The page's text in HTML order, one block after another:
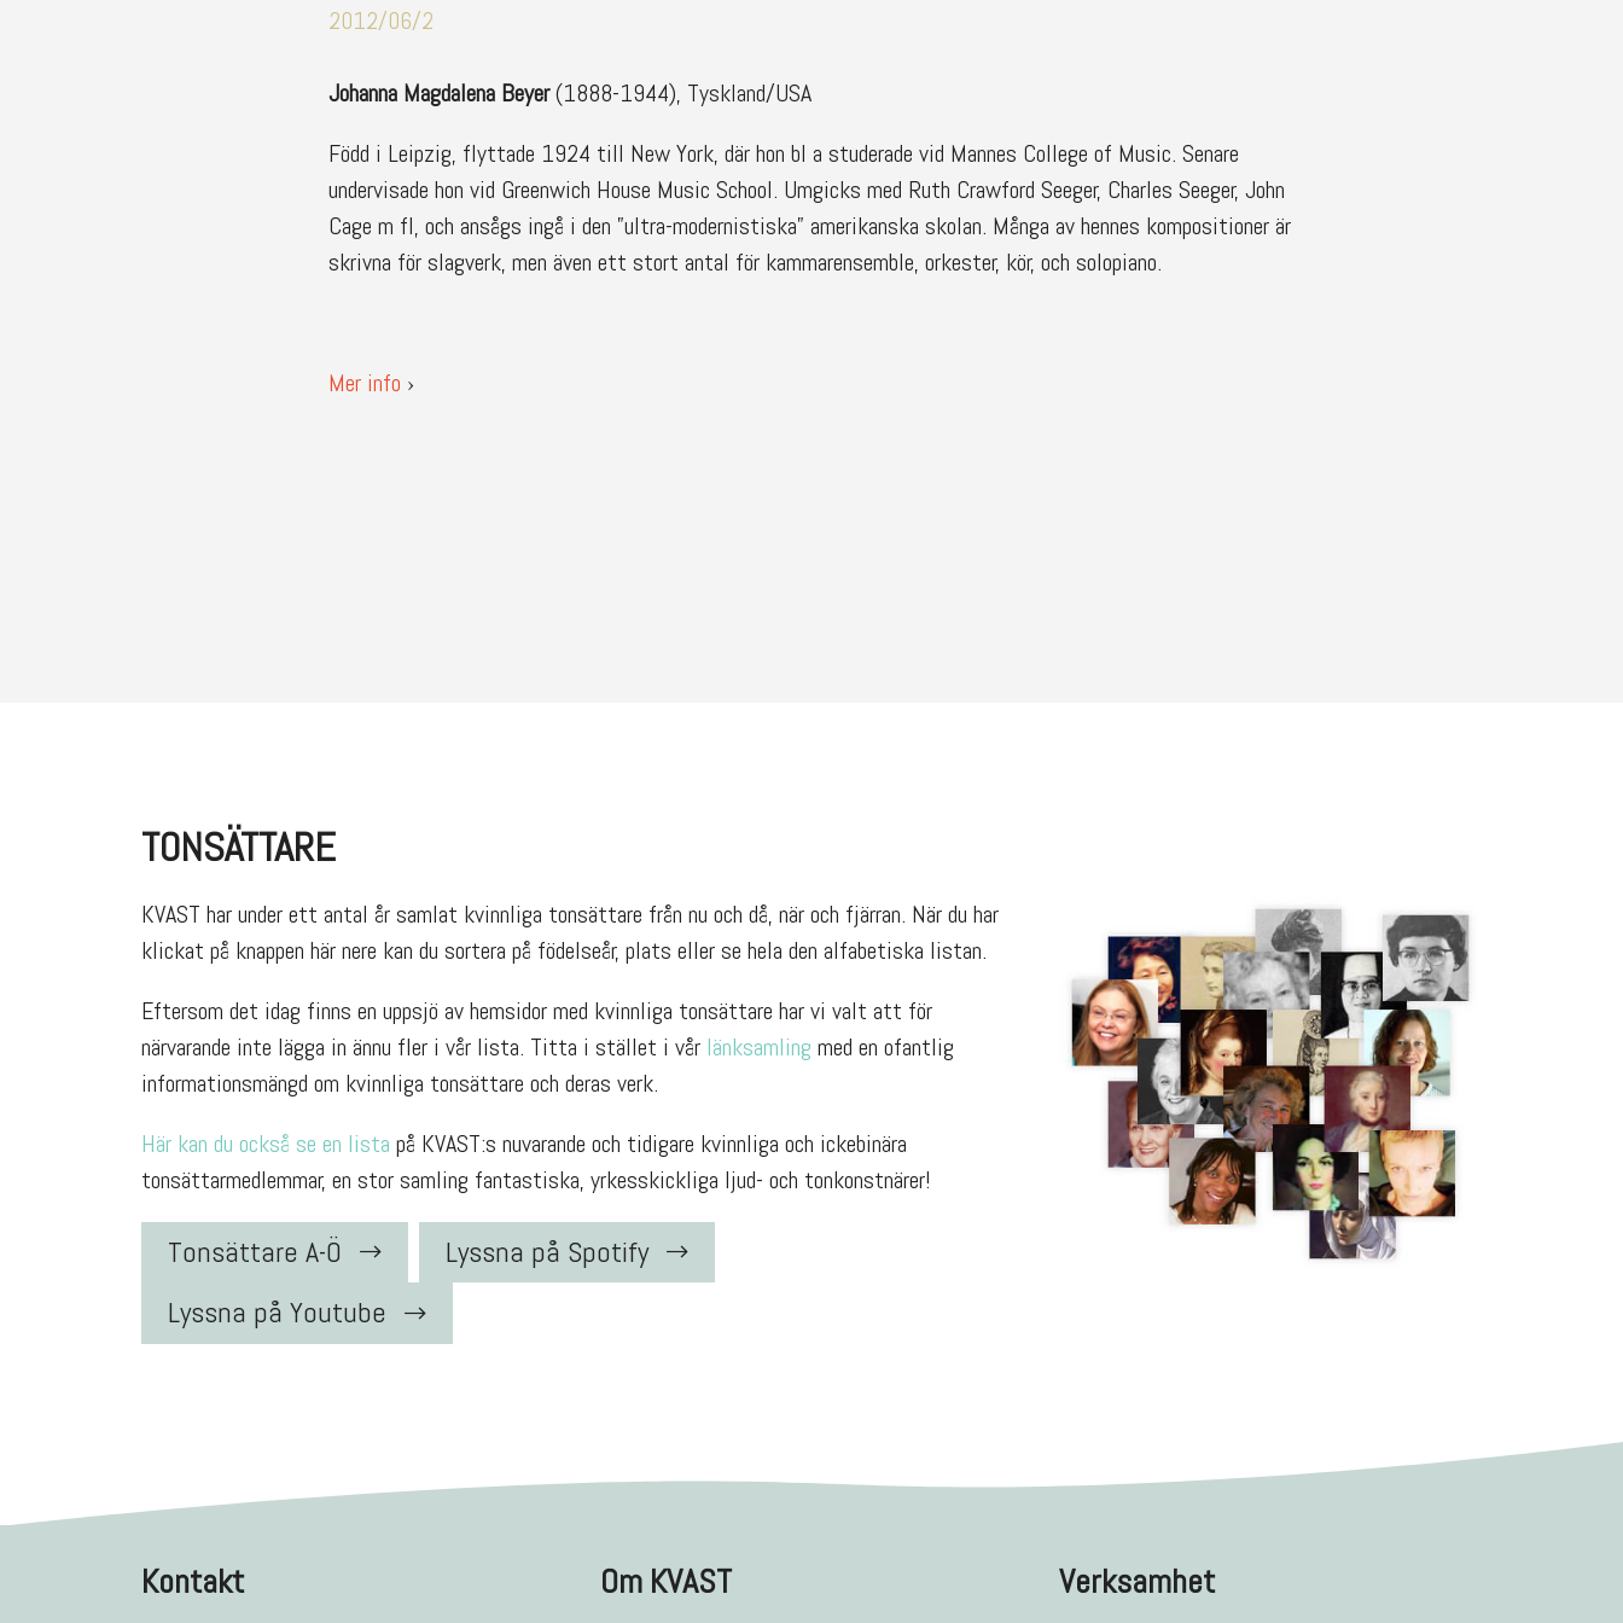
2012/06/2
Johanna Magdalena Beyer(1888-1944), Tyskland/USA
Född i Leipzig, flyttade 1924 till New York, där hon bl a studerade vid Mannes College of Music. Senare
undervisade hon vid Greenwich House Music School. Umgicks med Ruth Crawford Seeger, Charles Seeger, John
Cage m fl, och ansågs ingå i den ”ultra-modernistiska” amerikanska skolan. Många av hennes kompositioner är
skrivna för slagverk, men även ett stort antal för kammarensemble, orkester, kör, och solopiano.
Mer info ›
TONSÄTTARE
KVAST har under ett antal år samlat kvinnliga tonsättare från nu och då, när och fjärran. När du har
klickat på knappen här nere kan du sortera på födelseår, plats eller se hela den alfabetiska listan.
Eftersom det idag finns en uppsjö av hemsidor med kvinnliga tonsättare har vi valt att för
närvarande inte lägga in ännu fler i vår lista. Titta i stället i vår länksamling med en ofantlig
informationsmängd om kvinnliga tonsättare och deras verk.
Här kan du också se en lista på KVAST:s nuvarande och tidigare kvinnliga och ickebinära
tonsättarmedlemmar, en stor samling fantastiska, yrkesskickliga ljud- och tonkonstnärer!
Tonsättare A-Ö
Lyssna på Spotify
Lyssna på Youtube
Kontakt Om KVAST Verksamhet